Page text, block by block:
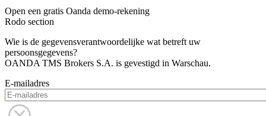
Open een gratis Oanda demo-rekening
Rodo section
Wie is de gegevensverantwoordelijke wat betreft uw
persoonsgegevens?
OANDA TMS Brokers S.A. is gevestigd in Warschau.
E-mailadres